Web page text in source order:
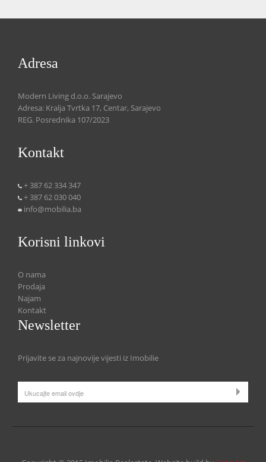
Adresa
Modern Living d.o.o. Sarajevo
Adresa: Kralja Tvrtka 17, Centar, Sarajevo
REG. Posrednika 107/2023
Kontakt
+ 387 62 334 347
+ 387 62 030 040
info@mobilia.ba
Korisni linkovi
O nama
Prodaja
Najam
Kontakt
Newsletter
Prijavite se za najnovije vijesti iz Imobilie